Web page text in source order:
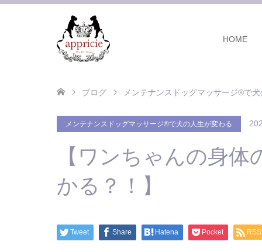
HOME
ブログ メンテナンスドッグマッサージ®で
メンテナンスドッグマッサージ®で犬の人生が変わる
【ワンちゃんの身
かる？！】
Tweet Share Hatena Pocket RSS